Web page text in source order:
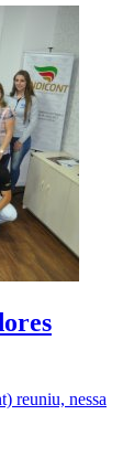
reuniu, nessa